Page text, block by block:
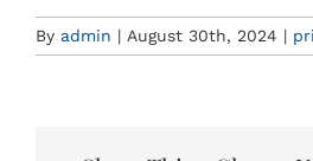
By admin | August 30th, 2024 |